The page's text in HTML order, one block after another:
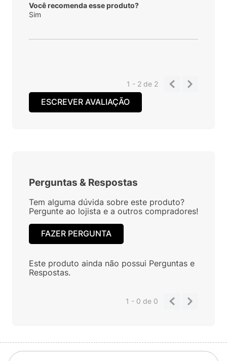
Você recomenda esse produto?
Sim
1 - 2de 2
ESCREVER AVALIAÇÃO
Perguntas & Respostas
Tem alguma dúvida sobre este produto?
Pergunte ao lojista e a outros compradores!
FAZER PERGUNTA
Este produto ainda não possui Perguntas e
Respostas.
1 - 0de 0